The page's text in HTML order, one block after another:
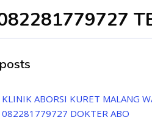
KLINIK ABORSI KURET MALANG
082281779727 DOKTER ABO